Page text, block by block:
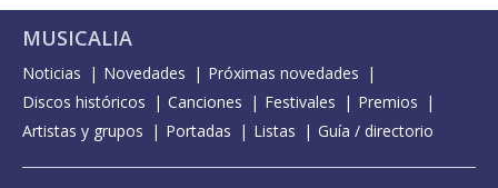
MUSICALIA
Noticias Novedades
Próximas novedades
Discos históricos
Canciones Festivales
Premios
Artistas y grupos
Portadas Listas Guía / directorio